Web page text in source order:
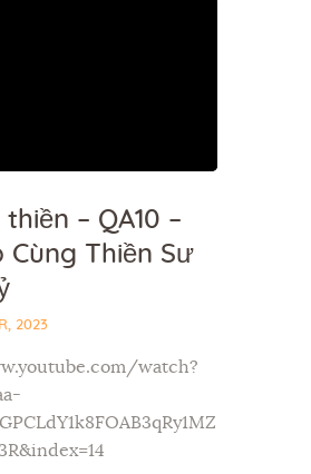
– QA10 –
Cùng Thiền Sư
2023
watch?